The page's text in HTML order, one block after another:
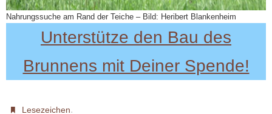
Nahrungssuche am Rand der Teiche – Bild: Heribert Blankenheim
Unterstütze den Bau des
Brunnens mit Deiner Spende!
Lesezeichen.